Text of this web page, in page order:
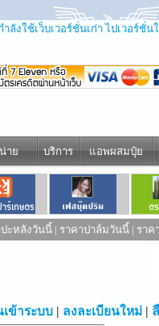
ลังใช้เว็บเวอร์ชั่นเก่า ไปเวอร์ชั่น
าย บริการ แอพผสมปุ๋ย
ะหลังวันนี้ | ราคาปาล์มวันนี้ | ราค
ข้าระบบ | ลงละเบียนใหม่ |